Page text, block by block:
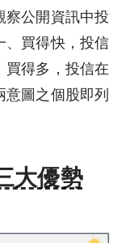
察公開資訊中投
、買得快，投信
買得多，投信在
圖之個股即列
大優勢